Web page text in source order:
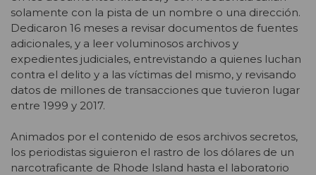
solamente con la pista de un nombre o una dirección.
Dedicaron 16 meses a revisar documentos de fuentes
adicionales, y a leer voluminosos archivos y
expedientes judiciales, entrevistando a quienes luchan
contra el delito y a las víctimas del mismo, y revisando
datos de millones de transacciones que tuvieron lugar
entre 1999 y 2017.
Animados por el contenido de esos archivos secretos,
los periodistas siguieron el rastro de los dólares de un
narcotraficante de Rhode Island hasta el laboratorio